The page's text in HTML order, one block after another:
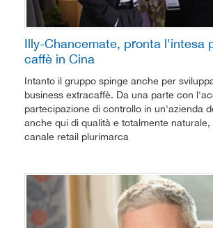
Illy-Chancemate, pronta l'intesa
caffè in Cina
Intanto il gruppo spinge anche per
business extracaffè. Da una parte con
partecipazione di controllo in un'azienda
anche qui di qualità e totalmente
canale retail plurimarca